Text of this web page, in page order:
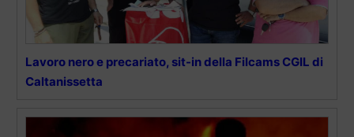
Lavoro nero e precariato, sit-in della Filcams CGIL di
Caltanissetta